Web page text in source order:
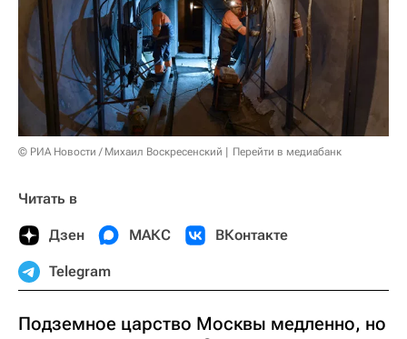
© РИА Новости / Михаил Воскресенский Перейти в медиабанк
Читать в
Дзен МАКС ВКонтакте
Telegram
Подземное царство Москвы медленно, но